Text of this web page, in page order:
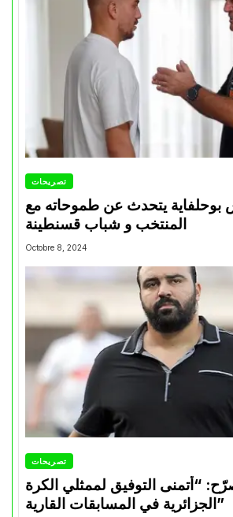
تصريحات
بوحلفاية يتحدث عن طموحاته مع
المنتخب و شباب قسنطينة
Octobre 8, 2024
تصريحات
“أتمنى التوفيق لممثلي الكرة
الجزائرية في المسابقات القارية”